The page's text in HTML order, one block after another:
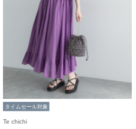
タイムセール対象
Te chichi